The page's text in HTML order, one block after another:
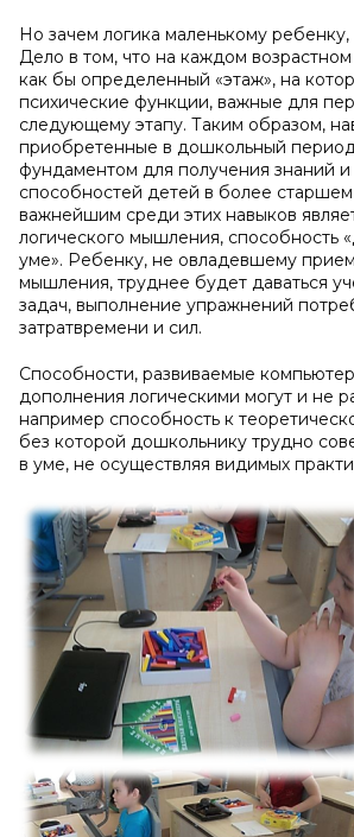
Но зачем логика маленькому
Дело в том, что на каждом возрастном
как бы определенный «этаж», на
психические функции, важные для
следующему этапу. Таким образом,
приобретенные в дошкольный
фундаментом для получения знаний и
способностей детей в более старшем
важнейшим среди этих навыков
логического мышления, способность
уме». Ребенку, не овладевшему
мышления, труднее будет даваться
задач, выполнение упражнений
затратвремени и сил.
Способности, развиваемые
дополнения логическими могут и не
например способность к
без которой дошкольнику трудно
в уме, не осуществляя видимых